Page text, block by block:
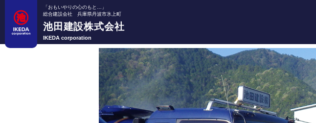
「おもいやりの心のもと…」
総合建設会社 兵庫県丹波市氷上町
池田建設株式会社
IKEDA corporation